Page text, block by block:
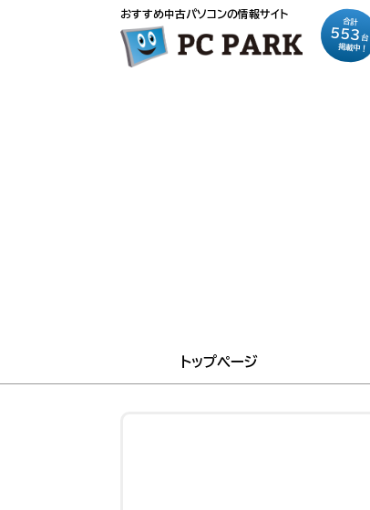
おすすめ中古パソコンの情報サイト
合計
553 台
掲載中！
トップページ